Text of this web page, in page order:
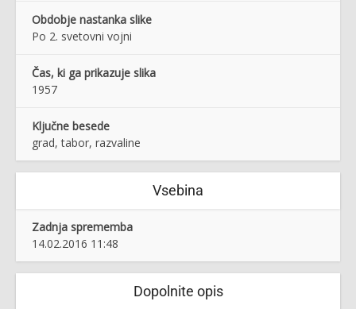
Obdobje nastanka slike
Po 2. svetovni vojni
Čas, ki ga prikazuje slika
1957
Ključne besede
grad, tabor, razvaline
Vsebina
Zadnja sprememba
14.02.2016 11:48
Dopolnite opis